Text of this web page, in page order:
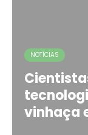
NOTÍCIAS
vinhaça